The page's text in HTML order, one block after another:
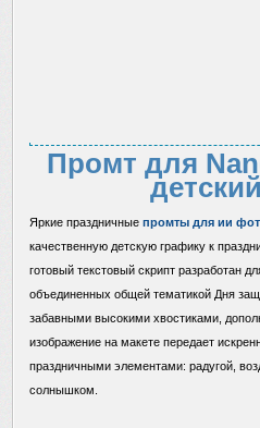
Промт для
Яркие праздничные промты для ии
качественную детскую графику к
готовый текстовый скрипт разработан
объединенных общей тематикой Дня
забавными высокими хвостиками,
изображение на макете передает
праздничными элементами: радугой,
солнышком.